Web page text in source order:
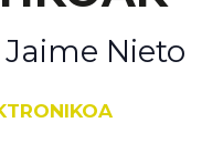
Nieto